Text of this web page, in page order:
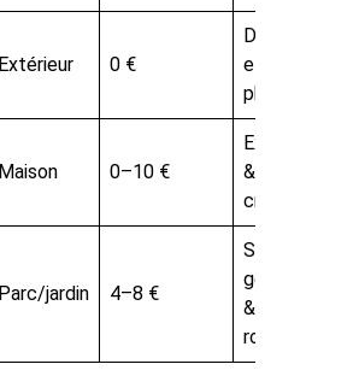
Extérieur 0 €
Détente
et activité
physique
Maison 0–10 €
Expression
&
créativité
Parc/jardin 4–8 €
Sortie
gourmande
&
romantique